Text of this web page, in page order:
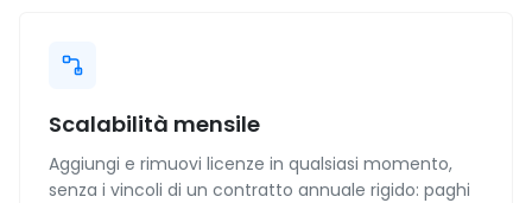
Scalabilità mensile
Aggiungi e rimuovi licenze in qualsiasi momento,
senza i vincoli di un contratto annuale rigido: paghi